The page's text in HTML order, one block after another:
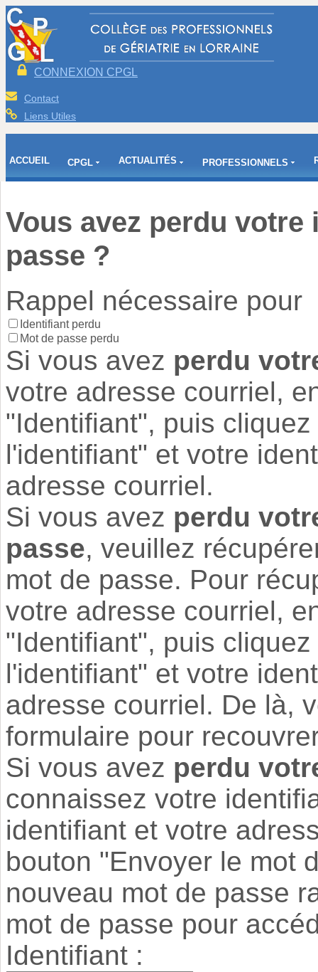
CONNEXION CPGL
Contact
Liens Utiles
ACCUEIL CPGL ACTUALITÉS PROFESSIONNELS
Vous avez perdu
passe ?
Rappel nécessaire pour
Identifiant perdu
Mot de passe perdu
Si vous avez perdu
votre adresse courriel,
"Identifiant", puis
l'identifiant" et votre
adresse courriel.
Si vous avez perdu
passe, veuillez
mot de passe. Pour
votre adresse courriel,
"Identifiant", puis
l'identifiant" et votre
adresse courriel. De là,
formulaire pour
Si vous avez perdu
connaissez votre
identifiant et votre
bouton "Envoyer le mot
nouveau mot de passe
mot de passe pour
Identifiant :